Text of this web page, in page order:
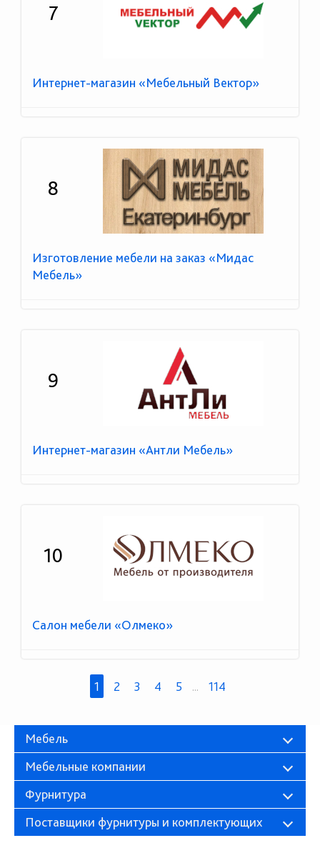
7
Интернет-магазин «Мебельный Вектор»
8
Изготовление мебели на заказ «Мидас
Мебель»
9
Интернет-магазин «Антли Мебель»
10
Салон мебели «Олмеко»
1 2 3 4 5 ... 114
Мебель
Мебельные компании
Фурнитура
Поставщики фурнитуры и комплектующих